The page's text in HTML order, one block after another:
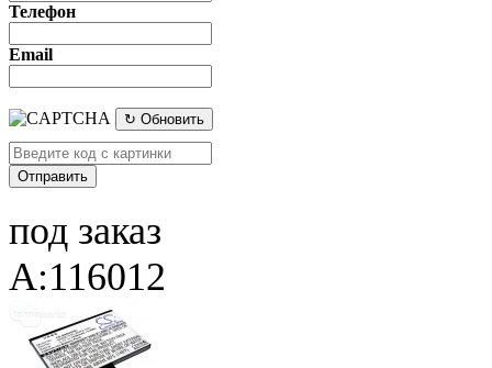
Телефон
Email
↻ Обновить
под заказ
A:116012